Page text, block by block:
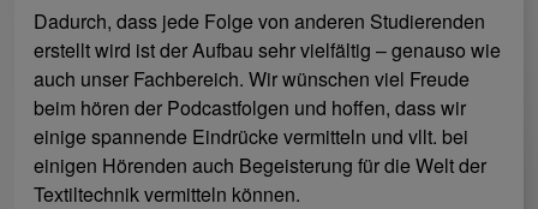
Dadurch, dass jede Folge von anderen Studierenden
erstellt wird ist der Aufbau sehr vielfältig – genauso wie
auch unser Fachbereich. Wir wünschen viel Freude
beim hören der Podcastfolgen und hoffen, dass wir
einige spannende Eindrücke vermitteln und vllt. bei
einigen Hörenden auch Begeisterung für die Welt der
Textiltechnik vermitteln können.